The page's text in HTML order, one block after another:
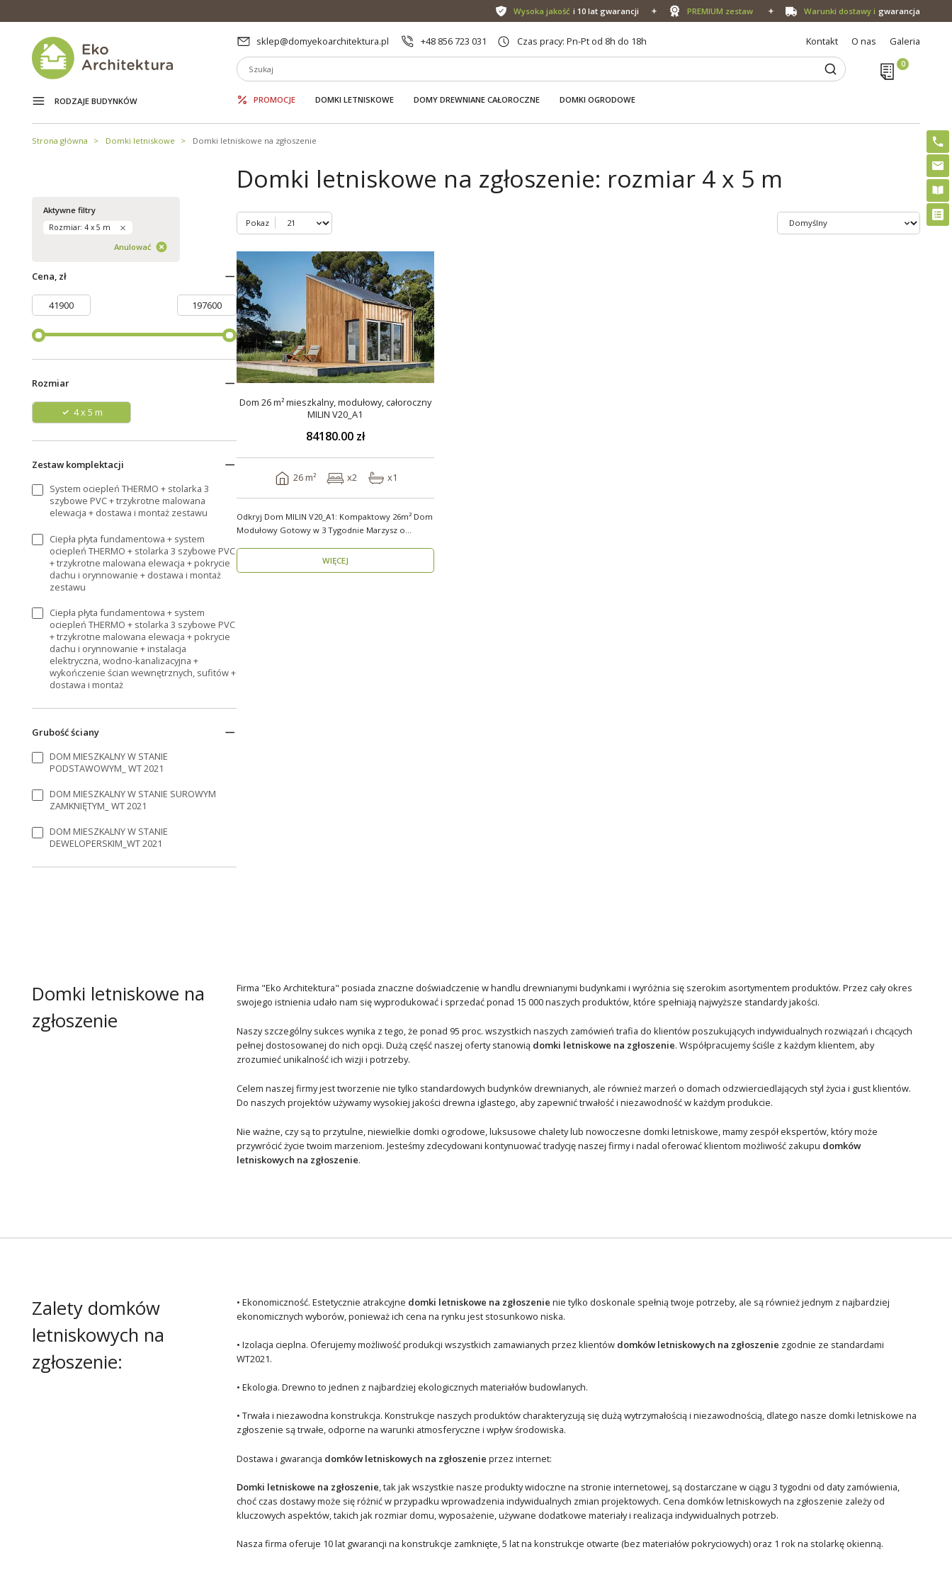
Wysoka jakość i 10 lat gwarancji PREMIUM zestaw Warunki dostawy i gwarancja
sklep@domyekoarchitektura.pl +48 856 723 031 Czas pracy: Pn-Pt od 8h do 18h Kontakt O nas Galeria
RODZAJE BUDYNKÓW PROMOCJE DOMKI LETNISKOWE DOMY DREWNIANE CAŁOROCZNE DOMKI OGRODOWE
Strona główna Domki letniskowe Domki letniskowe na zgłoszenie
Aktywne filtry
Rozmiar: 4 x 5 m
Anulować
Cena, zł
Rozmiar
4 x 5 m
Zestaw komplektacji
System ociepleń THERMO + stolarka 3
szybowe PVC + trzykrotne malowana
elewacja + dostawa i montaż zestawu
Ciepła płyta fundamentowa + system
ociepleń THERMO + stolarka 3 szybowe PVC
+ trzykrotne malowana elewacja + pokrycie
dachu i orynnowanie + dostawa i montaż
zestawu
Ciepła płyta fundamentowa + system
ociepleń THERMO + stolarka 3 szybowe PVC
+ trzykrotne malowana elewacja + pokrycie
dachu i orynnowanie + instalacja
elektryczna, wodno-kanalizacyjna +
wykończenie ścian wewnętrznych, sufitów +
dostawa i montaż
Grubość ściany
DOM MIESZKALNY W STANIE
PODSTAWOWYM_ WT 2021
DOM MIESZKALNY W STANIE SUROWYM
ZAMKNIĘTYM_ WT 2021
DOM MIESZKALNY W STANIE
DEWELOPERSKIM_WT 2021
Domki letniskowe na zgłoszenie: rozmiar 4 x 5 m
Pokaz
Dom 26 m² mieszkalny, modułowy, całoroczny
MILIN V20_A1
84180.00 zł
26 m² x2 x1
Odkryj Dom MILIN V20_A1: Kompaktowy 26m² Dom
Modułowy Gotowy w 3 Tygodnie Marzysz o
WIĘCEJ
Domki letniskowe na
zgłoszenie
Firma "Eko Architektura" posiada znaczne doświadczenie w handlu drewnianymi budynkami i wyróżnia się szerokim asortymentem produktów. Przez cały okres
swojego istnienia udało nam się wyprodukować i sprzedać ponad 15 000 naszych produktów, które spełniają najwyższe standardy jakości.
Naszy szczególny sukces wynika z tego, że ponad 95 proc. wszystkich naszych zamówień trafia do klientów poszukujących indywidualnych rozwiązań i chcących
pełnej dostosowanej do nich opcji. Dużą część naszej oferty stanowią domki letniskowe na zgłoszenie. Współpracujemy ściśle z każdym klientem, aby
zrozumieć unikalność ich wizji i potrzeby.
Celem naszej firmy jest tworzenie nie tylko standardowych budynków drewnianych, ale również marzeń o domach odzwierciedlających styl życia i gust klientów.
Do naszych projektów używamy wysokiej jakości drewna iglastego, aby zapewnić trwałość i niezawodność w każdym produkcie.
Nie ważne, czy są to przytulne, niewielkie domki ogrodowe, luksusowe chalety lub nowoczesne domki letniskowe, mamy zespół ekspertów, który może
przywrócić życie twoim marzeniom. Jesteśmy zdecydowani kontynuować tradycję naszej firmy i nadal oferować klientom możliwość zakupu domków
letniskowych na zgłoszenie.
Zalety domków
letniskowych na
zgłoszenie:
• Ekonomiczność. Estetycznie atrakcyjne domki letniskowe na zgłoszenie nie tylko doskonale spełnią twoje potrzeby, ale są również jednym z najbardziej
ekonomicznych wyborów, ponieważ ich cena na rynku jest stosunkowo niska.
• Izolacja cieplna. Oferujemy możliwość produkcji wszystkich zamawianych przez klientów domków letniskowych na zgłoszenie zgodnie ze standardami
WT2021.
• Ekologia. Drewno to jednen z najbardziej ekologicznych materiałów budowlanych.
• Trwała i niezawodna konstrukcja. Konstrukcje naszych produktów charakteryzują się dużą wytrzymałością i niezawodnością, dlatego nasze domki letniskowe na
zgłoszenie są trwałe, odporne na warunki atmosferyczne i wpływ środowiska.
Dostawa i gwarancja domków letniskowych na zgłoszenie przez internet:
Domki letniskowe na zgłoszenie , tak jak wszystkie nasze produkty widoczne na stronie internetowej, są dostarczane w ciągu 3 tygodni od daty zamówienia,
choć czas dostawy może się różnić w przypadku wprowadzenia indywidualnych zmian projektowych. Cena domków letniskowych na zgłoszenie zależy od
kluczowych aspektów, takich jak rozmiar domu, wyposażenie, używane dodatkowe materiały i realizacja indywidualnych potrzeb.
Nasza firma oferuje 10 lat gwarancji na konstrukcje zamknięte, 5 lat na konstrukcje otwarte (bez materiałów pokryciowych) oraz 1 rok na stolarkę okienną.